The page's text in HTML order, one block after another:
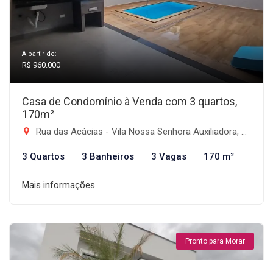
A partir de:
R$ 960.000
Casa de Condomínio à Venda com 3 quartos,
170m²
Rua das Acácias - Vila Nossa Senhora Auxiliadora, Tremembé-SP
3 Quartos 3 Banheiros 3 Vagas 170 m²
Mais informações
Pronto para Morar